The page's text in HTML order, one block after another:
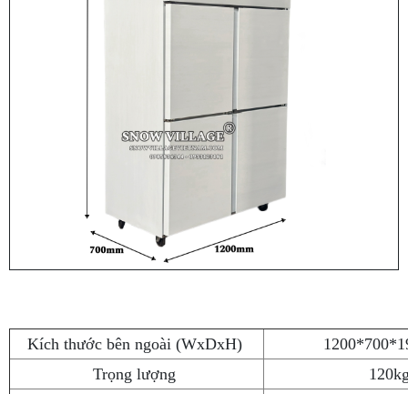
Kích thước bên ngoài (WxDxH)
Trọng lượng